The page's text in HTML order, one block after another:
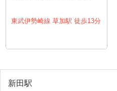
東武伊勢崎線 草加駅 徒歩13分
新田駅